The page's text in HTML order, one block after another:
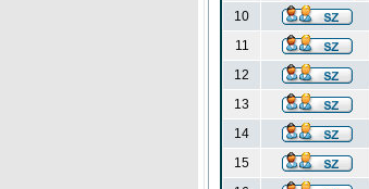
10
11
12
13
14
15